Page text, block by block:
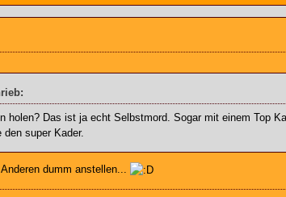
holen? Das ist ja echt Selbstmord. Sogar mit einem Top
den super Kader.
dumm anstellen...